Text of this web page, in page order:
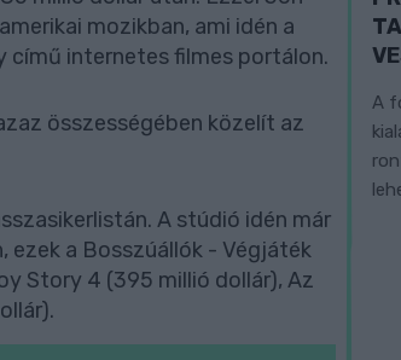
mozikban, ami idén a
című internetes filmes portálon.
összességében közelít az
A stúdió idén már
a Bosszúállók - Végjáték
Story 4 (395 millió dollár), Az
A